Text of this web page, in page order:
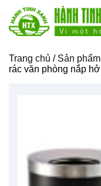
Trang chủ / Sản phẩm
rác văn phòng nắp hở